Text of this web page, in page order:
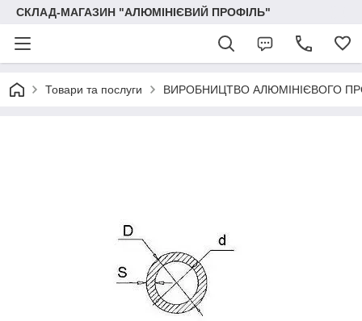
СКЛАД-МАГАЗИН "АЛЮМІНІЄВИЙ ПРОФІЛЬ"
Товари та послуги ВИРОБНИЦТВО АЛЮМІНІЄВОГО